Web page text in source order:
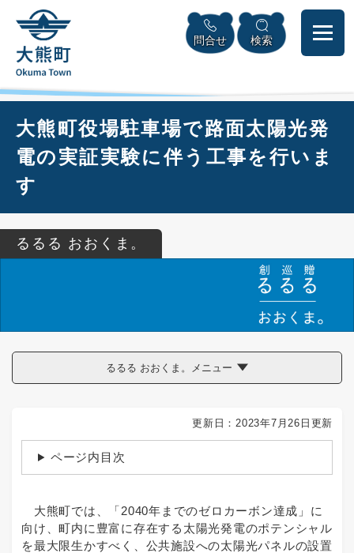
頭
メニューを飛ばして本文へ
問合せ 検索
大熊町役場駐車場で路面太陽光発
電の実証実験に伴う工事を行いま
す
るるる おおくま。
るるる おおくま。メニュー
更新日：2023年7月26日更新
ページ内目次
大熊町では、「2040年までのゼロカーボン達成」に
向け、町内に豊富に存在する太陽光発電のポテンシャル
を最大限生かすべく、公共施設への太陽光パネルの設置